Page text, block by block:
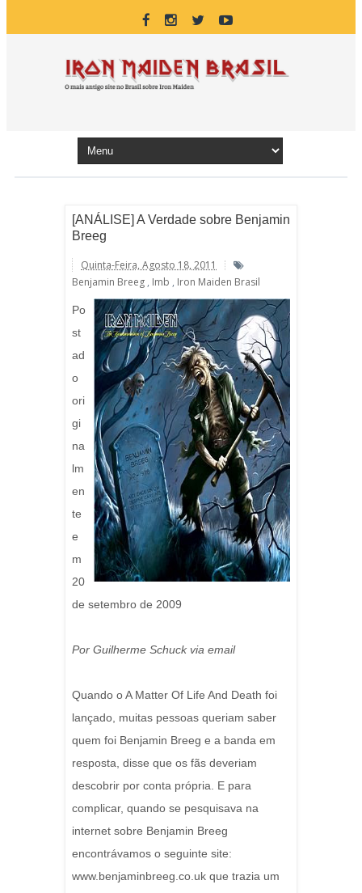
[ANÁLISE] A Verdade sobre Benjamin
Breeg
Quinta-Feira, Agosto 18, 2011
Benjamin Breeg , Imb , Iron Maiden Brasil
Po
st
ad
o
ori
gi
na
lm
en
te
e
m
20
de setembro de 2009
Por Guilherme Schuck via email
Quando o A Matter Of Life And Death foi
lançado, muitas pessoas queriam saber
quem foi Benjamin Breeg e a banda em
resposta, disse que os fãs deveriam
descobrir por conta própria. E para
complicar, quando se pesquisava na
internet sobre Benjamin Breeg
encontrávamos o seguinte site:
www.benjaminbreeg.co.uk que trazia um